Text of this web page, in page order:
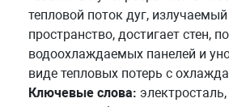
тепловой поток дуг,
пространство, достигает стен,
водоохлаждаемых панелей и
виде тепловых потерь с
Ключевые слова: